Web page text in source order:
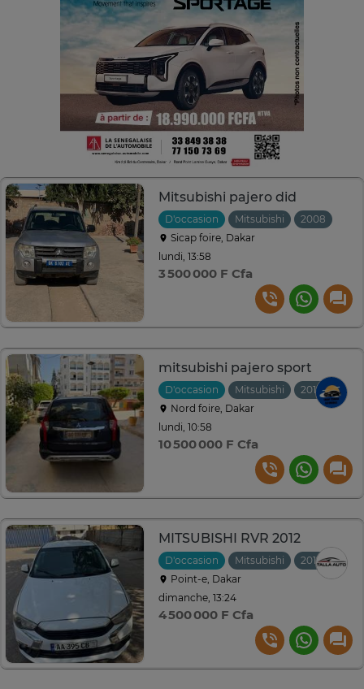
Mitsubishi pajero did
D'occasion Mitsubishi 2008
Sicap foire, Dakar
lundi, 13:58
3 500 000 F Cfa
mitsubishi pajero sport
D'occasion Mitsubishi 2018
Nord foire, Dakar
lundi, 10:58
10 500 000 F Cfa
MITSUBISHI RVR 2012
D'occasion Mitsubishi 2012
Point-e, Dakar
dimanche, 13:24
4 500 000 F Cfa